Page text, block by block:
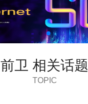
前卫 相关话题
TOPIC